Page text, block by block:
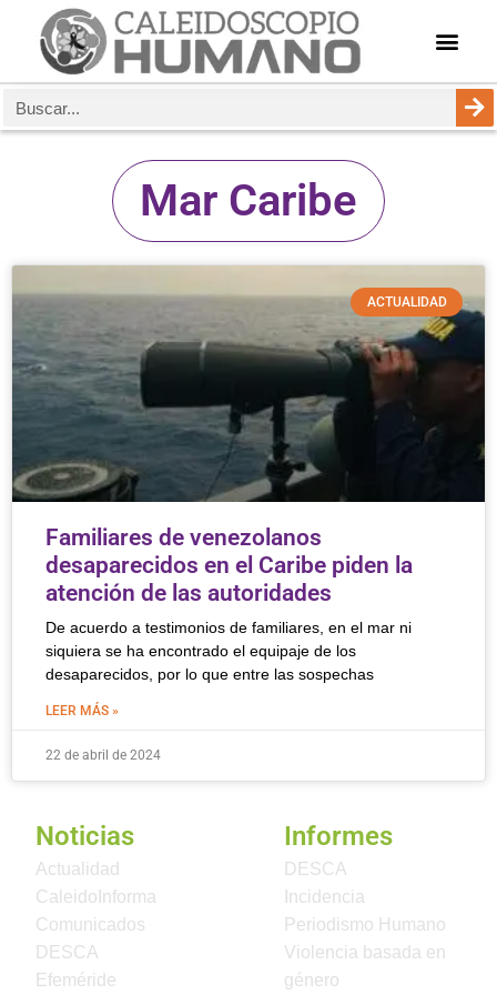
Mar Caribe
ACTUALIDAD
Familiares de venezolanos
desaparecidos en el Caribe piden la
atención de las autoridades
De acuerdo a testimonios de familiares, en el mar ni
siquiera se ha encontrado el equipaje de los
desaparecidos, por lo que entre las sospechas
LEER MÁS »
22 de abril de 2024
Noticias
Actualidad
CaleidoInforma
Comunicados
DESCA
Efeméride
Informes
DESCA
Incidencia
Periodismo Humano
Violencia basada en
género